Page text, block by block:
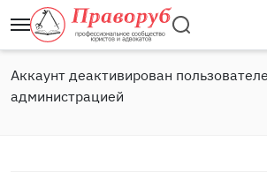
Аккаунт деактивирован
администрацией